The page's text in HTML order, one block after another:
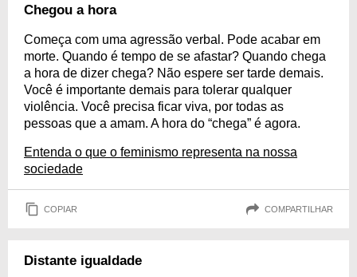
Chegou a hora
Começa com uma agressão verbal. Pode acabar em
morte. Quando é tempo de se afastar? Quando chega
a hora de dizer chega? Não espere ser tarde demais.
Você é importante demais para tolerar qualquer
violência. Você precisa ficar viva, por todas as
pessoas que a amam. A hora do “chega” é agora.
Entenda o que o feminismo representa na nossa
sociedade
COPIAR COMPARTILHAR
Distante igualdade